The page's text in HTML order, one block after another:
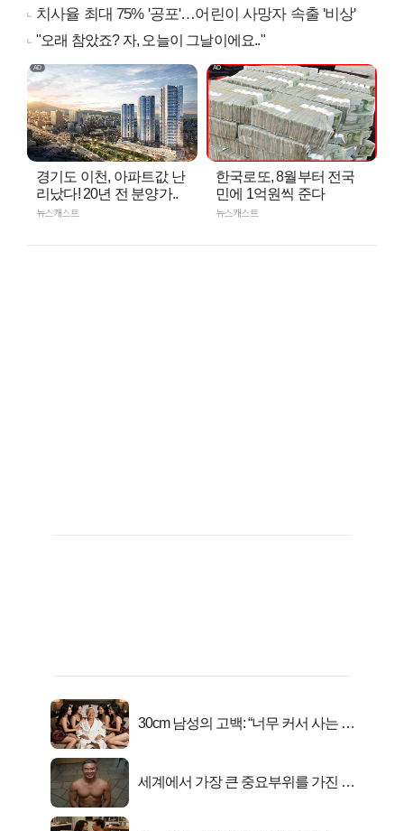
치사율 최대 75% '공포'…어린이 사망자 속출 '비상'
"오래 참았죠? 자, 오늘이 그날이에요.."
경기도 이천, 아파트값 난
리났다! 20년 전 분양가..
뉴스캐스트
한국로또, 8월부터 전국
민에 1억원씩 준다
뉴스캐스트
30cm 남성의 고백: “너무 커서 사는 게
세계에서 가장 큰 중요부위를 가진 남